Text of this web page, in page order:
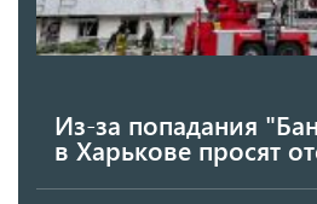
Из-за попадания
в Харькове просят